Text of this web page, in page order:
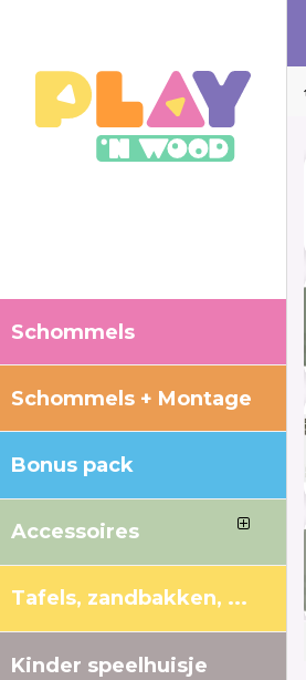
Schommels
Schommels + Montage
Bonus pack
Accessoires
Tafels, zandbakken, ...
Kinder speelhuisje